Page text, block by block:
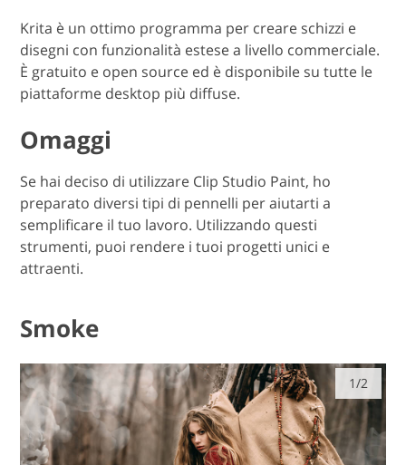
Krita è un ottimo programma per creare schizzi e
disegni con funzionalità estese a livello commerciale.
È gratuito e open source ed è disponibile su tutte le
piattaforme desktop più diffuse.
Omaggi
Se hai deciso di utilizzare Clip Studio Paint, ho
preparato diversi tipi di pennelli per aiutarti a
semplificare il tuo lavoro. Utilizzando questi
strumenti, puoi rendere i tuoi progetti unici e
attraenti.
Smoke
1/2